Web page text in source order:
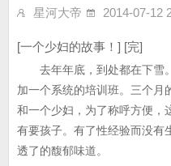
星河大帝 2014-07-12
[一个少妇的故事！] [完]
去年年底，到处都在下雪
加一个系统的培训班。三个月
和一个少妇，为了称呼方便，
有要孩子。有了性经验而没有
透了的馥郁味道。